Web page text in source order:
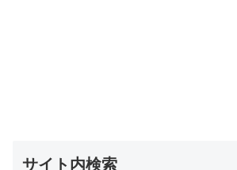
サイト内検索